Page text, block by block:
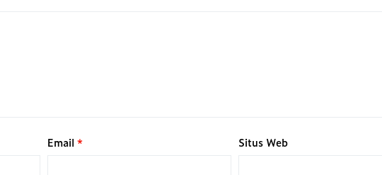
Email * Situs Web